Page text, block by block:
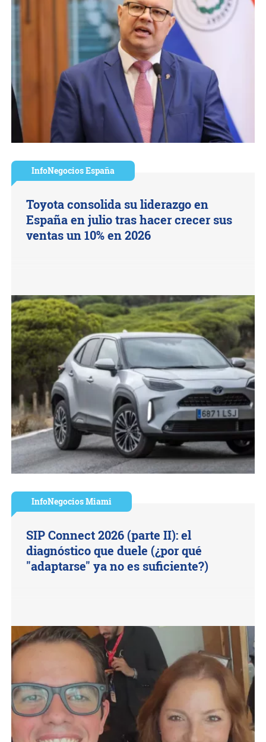
InfoNegocios España
Toyota consolida su liderazgo en
España en julio tras hacer crecer sus
ventas un 10% en 2026
InfoNegocios Miami
SIP Connect 2026 (parte II): el
diagnóstico que duele (¿por qué
"adaptarse" ya no es suficiente?)